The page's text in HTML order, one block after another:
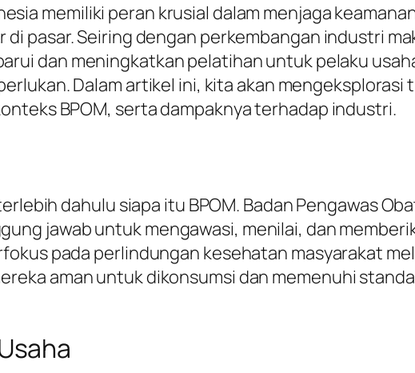
memiliki peran krusial dalam menjaga
pasar. Seiring dengan perkembangan industri
dan meningkatkan pelatihan untuk pelaku
Dalam artikel ini, kita akan mengeksplorasi
BPOM, serta dampaknya terhadap industri.
dahulu siapa itu BPOM. Badan Pengawas
jawab untuk mengawasi, menilai, dan
pada perlindungan kesehatan masyarakat
aman untuk dikonsumsi dan memenuhi